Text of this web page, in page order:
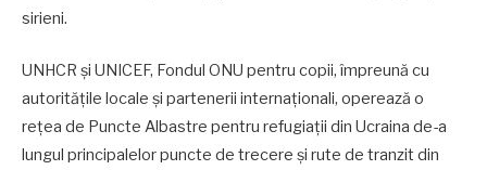
sirieni.
UNHCR și UNICEF, Fondul ONU pentru copii, împreună cu
autoritățile locale și partenerii internaționali, operează o
rețea de Puncte Albastre pentru refugiații din Ucraina de-a
lungul principalelor puncte de trecere și rute de tranzit din